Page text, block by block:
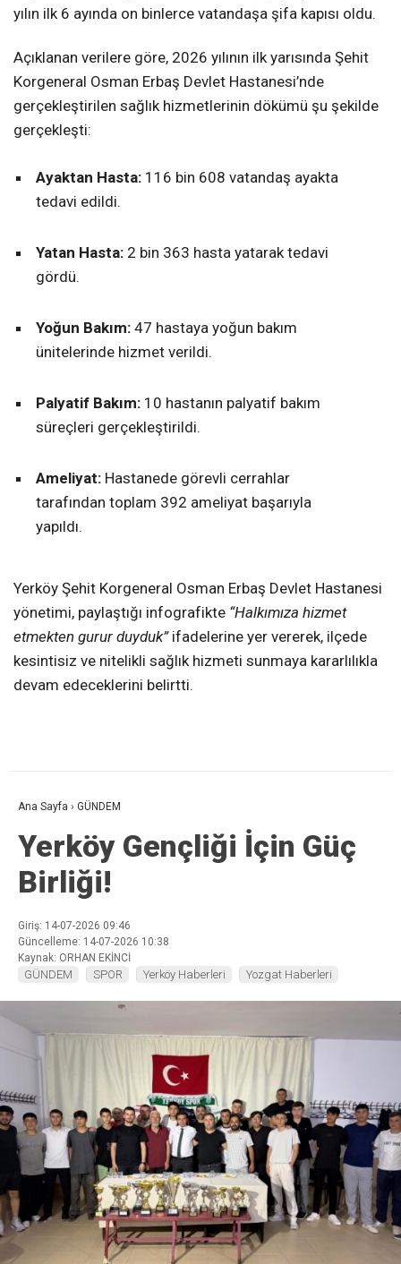
yılın ilk 6 ayında on binlerce vatandaşa şifa kapısı oldu.
Açıklanan verilere göre, 2026 yılının ilk yarısında Şehit
Korgeneral Osman Erbaş Devlet Hastanesi’nde
gerçekleştirilen sağlık hizmetlerinin dökümü şu şekilde
gerçekleşti:
Ayaktan Hasta: 116 bin 608 vatandaş ayakta
tedavi edildi.
Yatan Hasta: 2 bin 363 hasta yatarak tedavi
gördü.
Yoğun Bakım: 47 hastaya yoğun bakım
ünitelerinde hizmet verildi.
Palyatif Bakım: 10 hastanın palyatif bakım
süreçleri gerçekleştirildi.
Ameliyat: Hastanede görevli cerrahlar
tarafından toplam 392 ameliyat başarıyla
yapıldı.
Yerköy Şehit Korgeneral Osman Erbaş Devlet Hastanesi
yönetimi, paylaştığı infografikte “Halkımıza hizmet
etmekten gurur duyduk”ifadelerine yer vererek, ilçede
kesintisiz ve nitelikli sağlık hizmeti sunmaya kararlılıkla
devam edeceklerini belirtti.
Ana Sayfa › GÜNDEM
Yerköy Gençliği İçin Güç
Birliği!
Giriş: 14-07-2026 09:46
Güncelleme: 14-07-2026 10:38
Kaynak: ORHAN EKİNCİ
GÜNDEM SPOR Yerköy Haberleri Yozgat Haberleri